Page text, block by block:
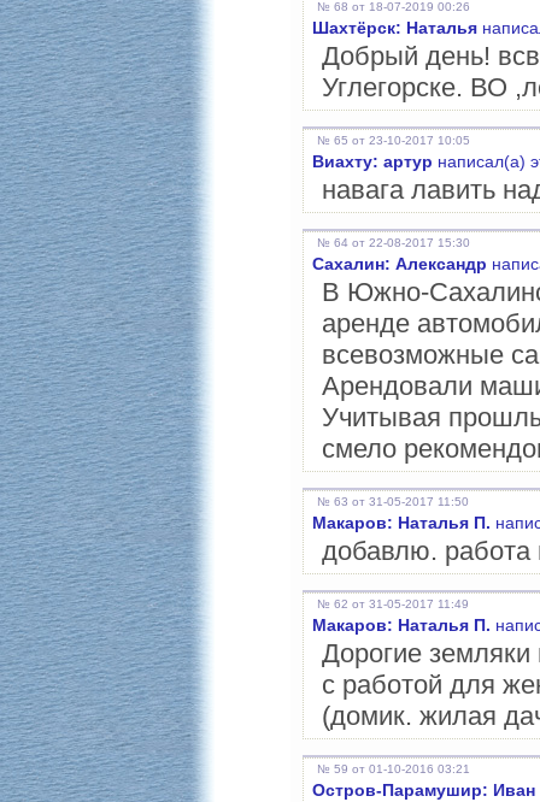
№ 68 от 18-07-2019 00:26
Шахтёрск: Наталья
Добрый день!
Углегорске. ВО
№ 65 от 23-10-2017 10:05
Виахту: артур написал(а)
навага лавить
№ 64 от 22-08-2017 15:30
Сахалин: Александр
В Южно-
аренде
всевозможные
Арендовали
Учитывая
смело
№ 63 от 31-05-2017 11:50
Макаров: Наталья П.
добавлю. работа
№ 62 от 31-05-2017 11:49
Макаров: Наталья П.
Дорогие
с работой для
(домик. жилая
№ 59 от 01-10-2016 03:21
Остров-Парамушир: Иван